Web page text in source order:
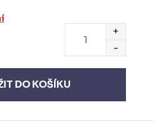
DO KOŠÍKU